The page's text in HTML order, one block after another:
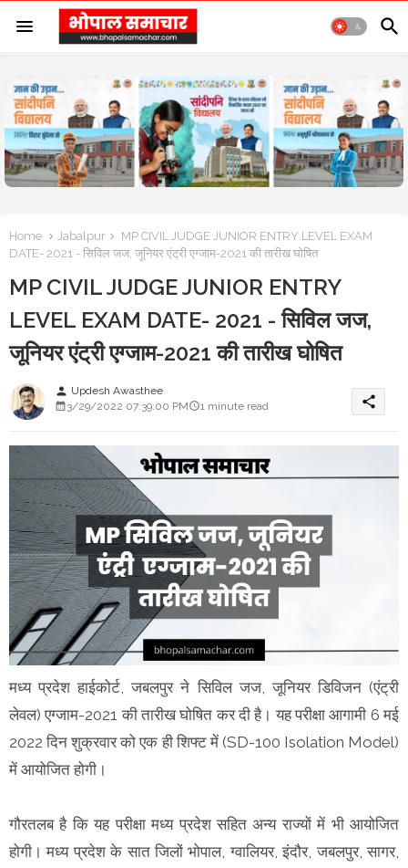
Home Jabalpur
MP CIVIL JUDGE JUNIOR ENTRY LEVEL EXAM
DATE- 2021 - सिविल जज, जूनियर एंट्री एग्जाम-2021 की तारीख घोषित
MP CIVIL JUDGE JUNIOR ENTRY
LEVEL EXAM DATE- 2021 - सिविल जज,
जूनियर एंट्री एग्जाम-2021 की तारीख घोषित
person Updesh Awasthee
3/29/2022 07:39:00 PM
1 minute read share
मध्य प्रदेश हाईकोर्ट, जबलपुर ने सिविल जज, जूनियर डिविजन (एंट्री
लेवल) एग्जाम-2021 की तारीख घोषित कर दी है। यह परीक्षा आगामी 6 मई
2022 दिन शुक्रवार को एक ही शिफ्ट में (SD-100 Isolation Model)
में आयोजित होगी।
गौरतलब है कि यह परीक्षा मध्य प्रदेश सहित अन्य राज्यों में भी आयोजित
होगी। मध्य प्रदेश के सात जिलों भोपाल, ग्वालियर, इंदौर, जबलपुर, सागर,